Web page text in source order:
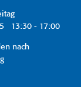
13:30 - 17:00
nach